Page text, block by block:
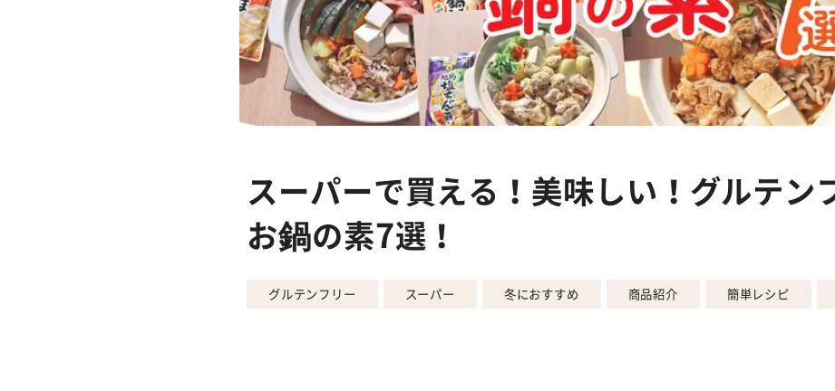
スーパーで買える！美味しい！グルテン
お鍋の素7選！
グルテンフリー スーパー 冬におすすめ 商品紹介 簡単レシピ